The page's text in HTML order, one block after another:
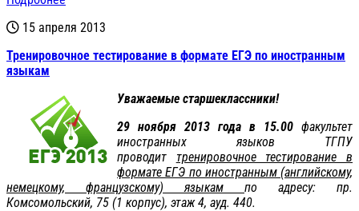
15 апреля 2013
Тренировочное тестирование в формате ЕГЭ по иностранным
языкам
Уважаемые старшеклассники!
29 ноября 2013 года в 15.00 факультет
иностранных языков ТГПУ
проводит тренировочное тестирование в
формате ЕГЭ по иностранным (английскому,
немецкому, французскому) языкам по адресу: пр.
Комсомольский, 75 (1 корпус), этаж 4, ауд. 440.